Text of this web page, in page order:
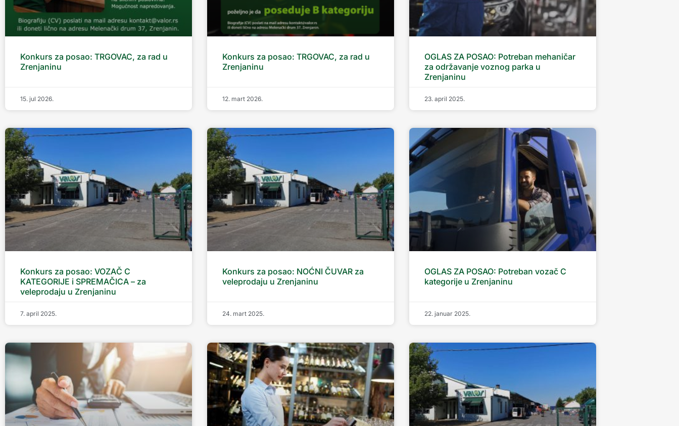
Konkurs za posao: TRGOVAC, za rad u
Zrenjaninu
15. jul 2026.
Konkurs za posao: TRGOVAC, za rad u
Zrenjaninu
12. mart 2026.
OGLAS ZA POSAO: Potreban mehaničar
za održavanje voznog parka u
Zrenjaninu
23. april 2025.
Konkurs za posao: VOZAČ C
KATEGORIJE i SPREMAČICA – za
veleprodaju u Zrenjaninu
7. april 2025.
Konkurs za posao: NOĆNI ČUVAR za
veleprodaju u Zrenjaninu
24. mart 2025.
OGLAS ZA POSAO: Potreban vozač C
kategorije u Zrenjaninu
22. januar 2025.